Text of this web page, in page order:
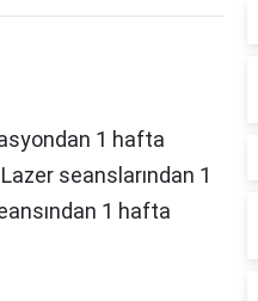
1 hafta
seanslarından 1
1 hafta